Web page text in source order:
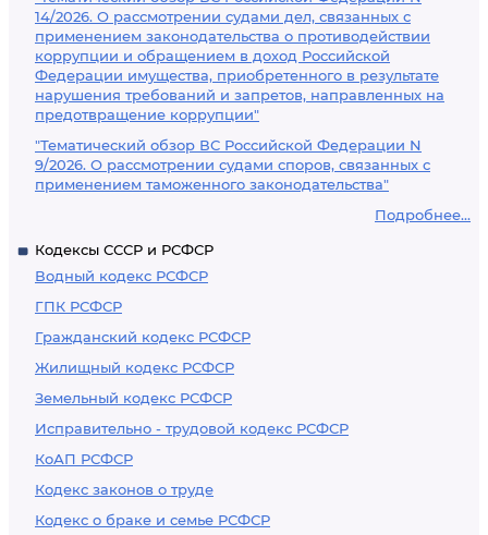
14/2026. О рассмотрении судами дел, связанных с
применением законодательства о противодействии
коррупции и обращением в доход Российской
Федерации имущества, приобретенного в результате
нарушения требований и запретов, направленных на
предотвращение коррупции"
"Тематический обзор ВС Российской Федерации N
9/2026. О рассмотрении судами споров, связанных с
применением таможенного законодательства"
Подробнее...
Кодексы СССР и РСФСР
Водный кодекс РСФСР
ГПК РСФСР
Гражданский кодекс РСФСР
Жилищный кодекс РСФСР
Земельный кодекс РСФСР
Исправительно - трудовой кодекс РСФСР
КоАП РСФСР
Кодекс законов о труде
Кодекс о браке и семье РСФСР